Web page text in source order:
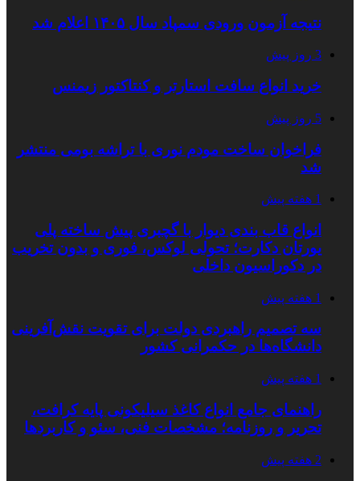
نتیجه آزمون ورودی سمپاد سال ۱۴۰۵ اعلام شد
3 روز پیش
خرید انواع سافت استارتر و کنتاکتور زیمنس
5 روز پیش
فراخوان ساخت مودم نوری با تراشه بومی منتشر
شد
1 هفته پیش
انواع قاب بندی دیوار با گچبری پیش ساخته پلی
یورتان دکارت؛ تحولی لوکس، فوری و بدون تخریب
در دکوراسیون داخلی
1 هفته پیش
سه تصمیم راهبردی دولت برای تقویت نقش‌آفرینی
دانشگاه‌ها در حکمرانی کشور
1 هفته پیش
راهنمای جامع انواع کاغذ سیلیکونی پایه کرافت،
تحریر و روزنامه؛ مشخصات فنی، سئو و کاربردها
2 هفته پیش